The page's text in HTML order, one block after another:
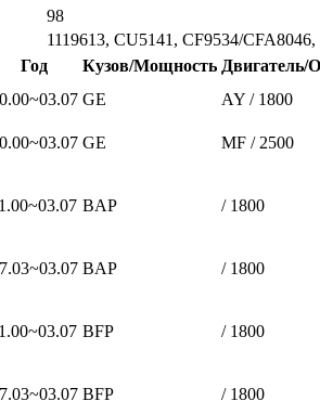
98
1119613, CU5141, CF9534/
Год Кузов/Мощность Двигатель/
GE AY / 1800
GE MF / 2500
BAP / 1800
BAP / 1800
BFP / 1800
BFP / 1800